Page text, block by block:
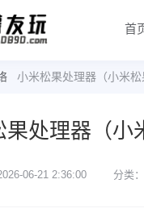
首
小米松果处理器（小米松
处理器（小
06-21 2:36:00 分类